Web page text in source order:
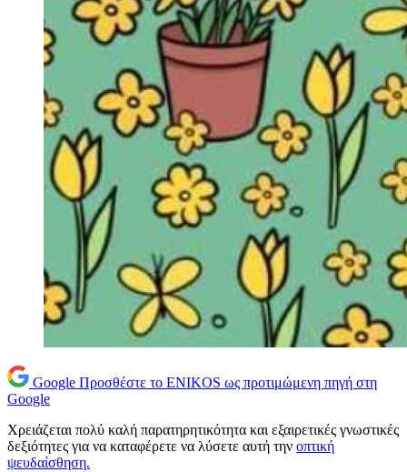
Google Προσθέστε το ENIKOS ως προτιμώμενη πηγή στη
Google
Χρειάζεται πολύ καλή παρατηρητικότητα και εξαιρετικές γνωστικές
δεξιότητες για να καταφέρετε να λύσετε αυτή την οπτική
ψευδαίσθηση.